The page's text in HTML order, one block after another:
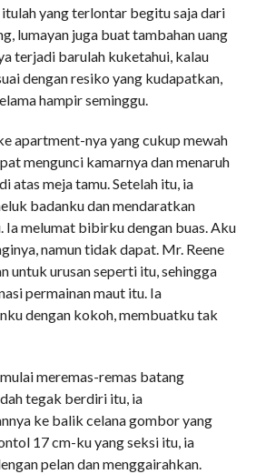
itulah yang terlontar begitu saja dari
lumayan juga buat tambahan uang
terjadi barulah kuketahui, kalau
dengan resiko yang kudapatkan,
hampir seminggu.
apartment-nya yang cukup mewah
mengunci kamarnya dan menaruh
atas meja tamu. Setelah itu, ia
badanku dan mendaratkan
melumat bibirku dengan buas. Aku
namun tidak dapat. Mr. Reene
untuk urusan seperti itu, sehingga
permainan maut itu. Ia
dengan kokoh, membuatku tak
meremas-remas batang
tegak berdiri itu, ia
ke balik celana gombor yang
17 cm-ku yang seksi itu, ia
pelan dan menggairahkan.